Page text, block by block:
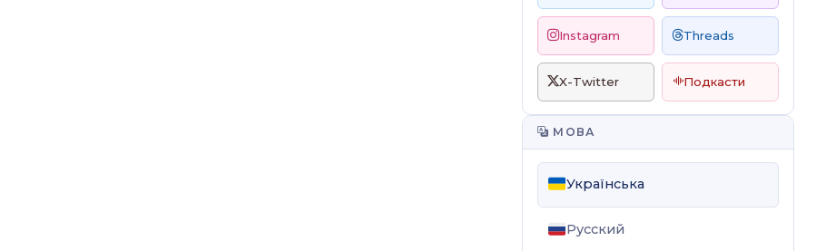
Instagram Threads
X-Twitter Подкасти
МОВА
Українська
Русский